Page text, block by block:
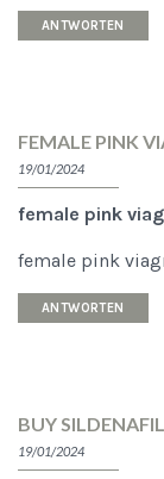
ANTWORTEN
FEMALE PINK
19/01/2024
female pink
female pink
ANTWORTEN
BUY
19/01/2024